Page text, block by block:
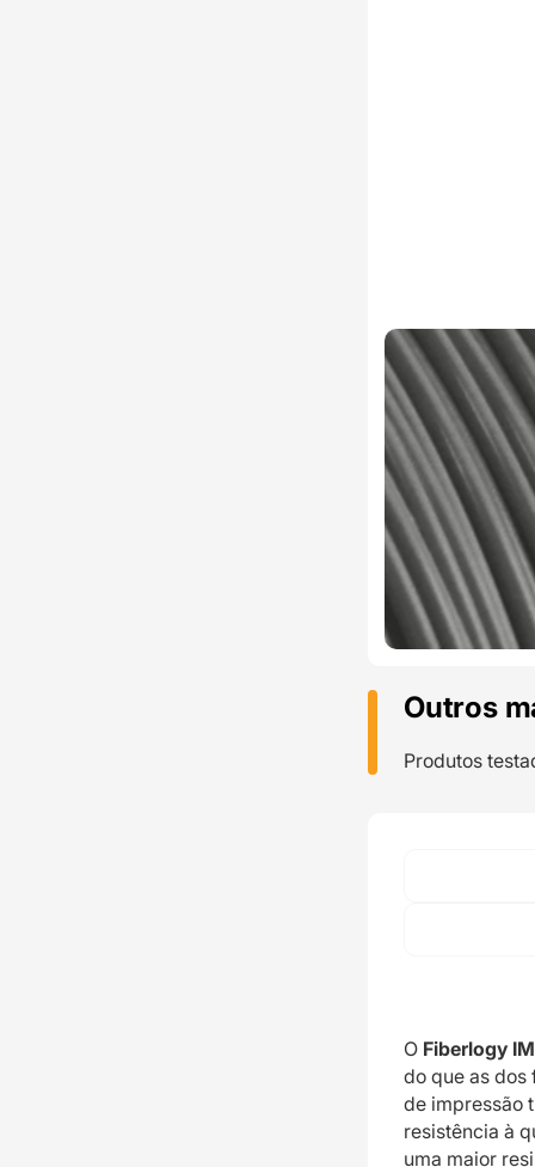
Outros
Produtos
O Fiberlogy
do que as
de impressão
resistência à
uma maior